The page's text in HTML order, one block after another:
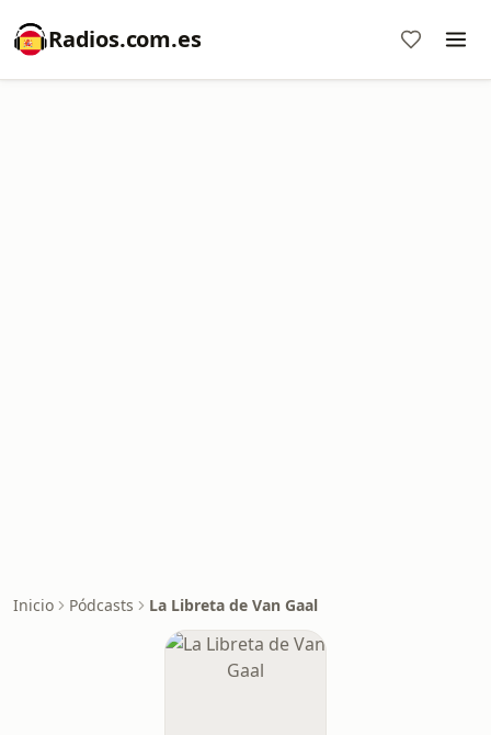
Radios.com.es
Inicio Pódcasts La Libreta de Van Gaal